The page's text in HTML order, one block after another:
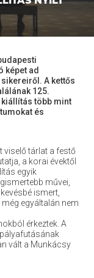
képet ad
A kettős
125.
több mint
és
viselő tárlat a festő
a korai évektől
egyik
művei,
ismert,
egyáltalán nem
érkeztek. A
vált a Munkácsy